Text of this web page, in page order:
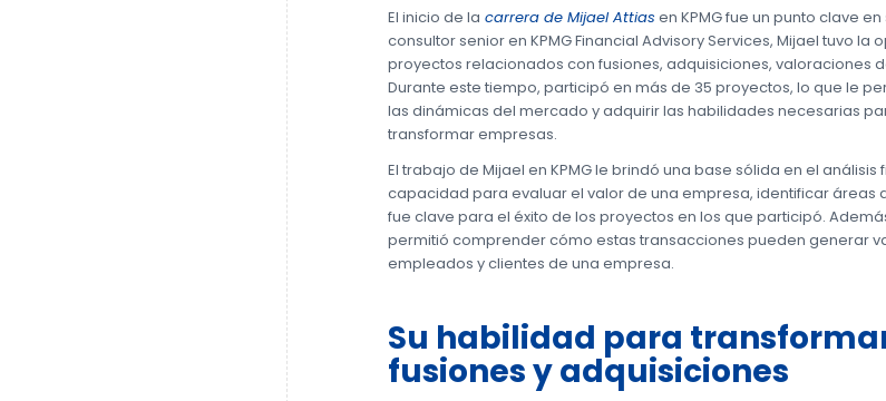
El inicio de la carrera de Mijael Attias en KPMG fue un punto clave
consultor senior en KPMG Financial Advisory Services, Mijael tuvo
proyectos relacionados con fusiones, adquisiciones, valoraciones
Durante este tiempo, participó en más de 35 proyectos, lo que le
las dinámicas del mercado y adquirir las habilidades necesarias
transformar empresas.
El trabajo de Mijael en KPMG le brindó una base sólida en el
capacidad para evaluar el valor de una empresa, identificar
fue clave para el éxito de los proyectos en los que participó.
permitió comprender cómo estas transacciones pueden generar
empleados y clientes de una empresa.
Su habilidad para
fusiones y adquisiciones